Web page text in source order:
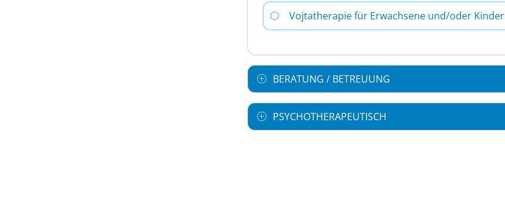
Vojtatherapie für Erwachsene und/oder Kinder
BERATUNG / BETREUUNG
PSYCHOTHERAPEUTISCH